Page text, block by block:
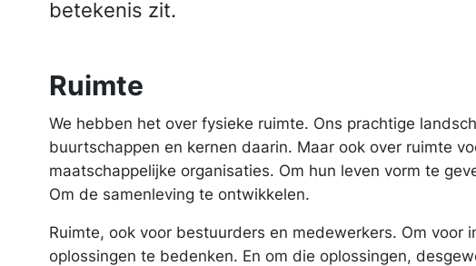
betekenis zit.
Ruimte
We hebben het over fysieke ruimte. Ons prachtige
buurtschappen en kernen daarin. Maar ook over ruimte
maatschappelijke organisaties. Om hun leven vorm te
Om de samenleving te ontwikkelen.
Ruimte, ook voor bestuurders en medewerkers. Om voor
oplossingen te bedenken. En om die oplossingen,